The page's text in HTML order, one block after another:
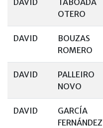
DAVID
TABOADA
OTERO
DAVID
BOUZAS
ROMERO
DAVID
PALLEIRO
NOVO
DAVID
GARCÍA
FERNÁNDEZ